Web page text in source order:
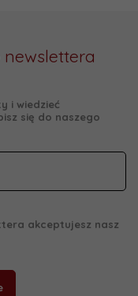
newslettera
i wiedzieć
się do naszego
akceptujesz nasz